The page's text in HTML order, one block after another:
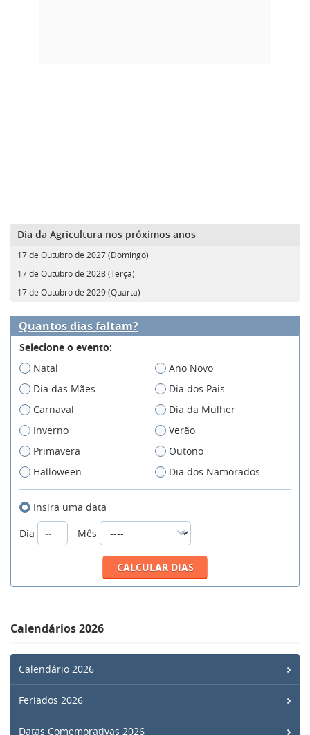
Dia da Agricultura nos próximos anos
17 de Outubro de 2027 (Domingo)
17 de Outubro de 2028 (Terça)
17 de Outubro de 2029 (Quarta)
Quantos dias faltam?
Selecione o evento:
Natal
Ano Novo
Dia das Mães
Dia dos Pais
Carnaval
Dia da Mulher
Inverno
Verão
Primavera
Outono
Halloween
Dia dos Namorados
Insira uma data
Dia
Mês
Calendários 2026
Calendário 2026
Feriados 2026
Datas Comemorativas 2026